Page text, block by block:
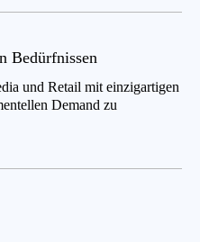
Bedürfnissen
und Retail mit einzigartigen
Demand zu